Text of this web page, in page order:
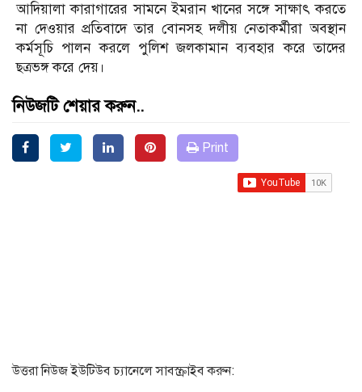
আদিয়ালা কারাগারের সামনে ইমরান খানের সঙ্গে সাক্ষাৎ করতে
না দেওয়ার প্রতিবাদে তার বোনসহ দলীয় নেতাকর্মীরা অবস্থান
কর্মসূচি পালন করলে পুলিশ জলকামান ব্যবহার করে তাদের
ছত্রভঙ্গ করে দেয়।
নিউজটি শেয়ার করুন..
Print
উত্তরা নিউজ ইউটিউব চ্যানেলে সাবস্ক্রাইব করুন: